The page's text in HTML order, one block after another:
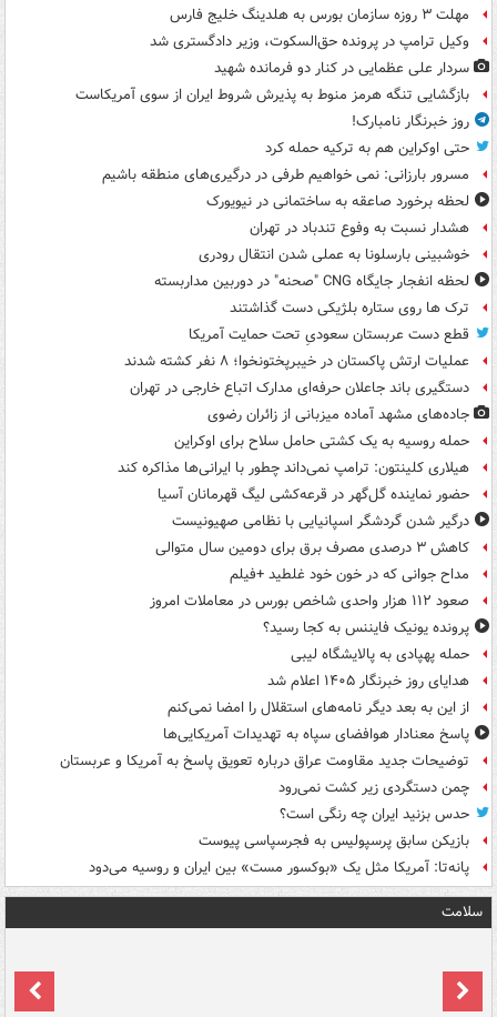
مهلت ۳ روزه سازمان بورس به هلدینگ خلیج فارس
وکیل ترامپ در پرونده حق‌السکوت، وزیر دادگستری شد
سردار علی عظمایی در کنار دو فرمانده شهید
بازگشایی تنگه هرمز منوط به پذیرش شروط ایران از سوی آمریکاست
روز خبرنگار نامبارک!
حتی اوکراین هم به ترکیه حمله کرد
مسرور بارزانی: نمی خواهیم طرفی در درگیری‌های منطقه باشیم
لحظه برخورد صاعقه به ساختمانی در نیویورک
هشدار نسبت به وفوع تندباد در تهران
خوشبینی بارسلونا به عملی شدن انتقال رودری
لحظه انفجار جایگاه CNG "صحنه" در دوربین مداربسته
ترک ها روی ستاره بلژیکی دست گذاشتند
قطع دست عربستان سعودیِ تحت حمایت آمریکا
عملیات ارتش پاکستان در خیبرپختونخوا؛ ۸ نفر کشته شدند
دستگیری باند جاعلان حرفه‌ای مدارک اتباع خارجی در تهران
جاده‌های مشهد آماده میزبانی از زائران رضوی
حمله روسیه به یک کشتی حامل سلاح برای اوکراین
هیلاری کلینتون: ترامپ نمی‌داند چطور با ایرانی‌ها مذاکره کند
حضور نماینده گل‌گهر در قرعه‌کشی لیگ قهرمانان آسیا
درگیر شدن گردشگر اسپانیایی با نظامی صهیونیست
کاهش ۳ درصدی مصرف برق برای دومین سال متوالی
مداح جوانی که در خون خود غلطید +فیلم
صعود ۱۱۲ هزار واحدی شاخص بورس در معاملات امروز
پرونده یونیک فایننس به کجا رسید؟
حمله پهپادی به پالایشگاه لیبی
هدایای روز خبرنگار ۱۴۰۵ اعلام شد
از این به بعد دیگر نامه‌های استقلال را امضا نمی‌کنم
پاسخ معنادار هوافضای سپاه به تهدیدات آمریکایی‌ها
توضیحات جدید مقاومت عراق درباره تعویق پاسخ به آمریکا و عربستان
چمن دستگردی زیر کشت نمی‌رود
حدس بزنید ایران چه رنگی است؟
بازیکن سابق پرسپولیس به فجرسپاسی پیوست
پانه‌تا: آمریکا مثل یک «بوکسور مست» بین ایران و روسیه می‌دود
سلامت